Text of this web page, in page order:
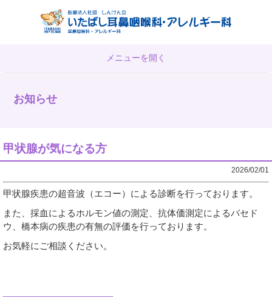
メニューを開く
お知らせ
甲状腺が気になる方
2026/02/01
甲状腺疾患の超音波（エコー）による診断を行っております。
また、採血によるホルモン値の測定、抗体価測定によるバセド
ウ、橋本病の疾患の有無の評価を行っております。
お気軽にご相談ください。